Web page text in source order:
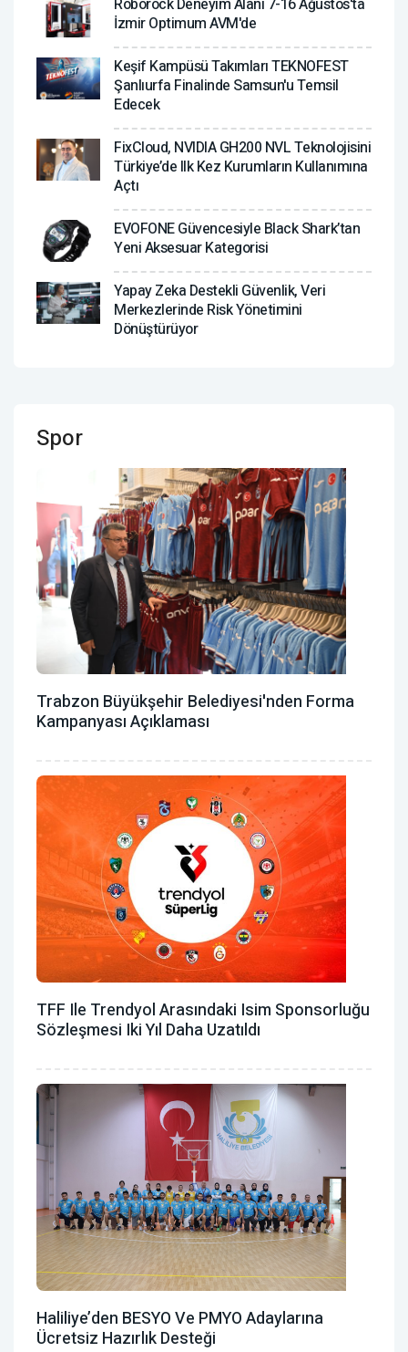
İzmir Optimum AVM'de
Keşif Kampüsü Takımları TEKNOFEST
Şanlıurfa Finalinde Samsun'u Temsil
Edecek
FixCloud, NVIDIA GH200 NVL Teknolojisini
Türkiye’de Ilk Kez Kurumların Kullanımına
Açtı
EVOFONE Güvencesiyle Black Shark’tan
Yeni Aksesuar Kategorisi
Yapay Zeka Destekli Güvenlik, Veri
Merkezlerinde Risk Yönetimini
Dönüştürüyor
Spor
Trabzon Büyükşehir Belediyesi'nden Forma
Kampanyası Açıklaması
TFF Ile Trendyol Arasındaki Isim Sponsorluğu
Sözleşmesi Iki Yıl Daha Uzatıldı
Haliliye’den BESYO Ve PMYO Adaylarına
Ücretsiz Hazırlık Desteği